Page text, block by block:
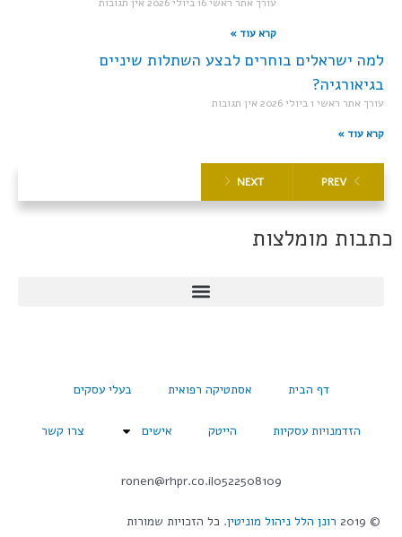
קרא עוד »
למה ישראלים בוחרים לבצע השתלות שיניים
בגיאורגיה?
עורך אתר ראשי1 ביולי 2026 אין תגובות
קרא עוד »
PREV
NEXT
כתבות מומלצות
דף הבית אסתטיקה רפואית בעלי עסקים
הזדמנויות עסקיות הייטק אישים צרו קשר
© 2019 רונן הלל ניהול מוניטין. כל הזכויות שמורות
0522508109
ronen@rhpr.co.il